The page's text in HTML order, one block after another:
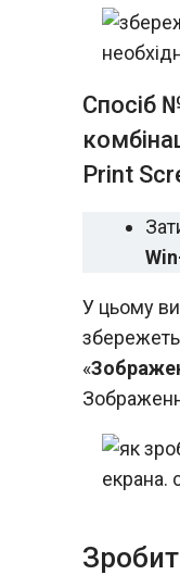
Спосіб
Print
У цьому
«